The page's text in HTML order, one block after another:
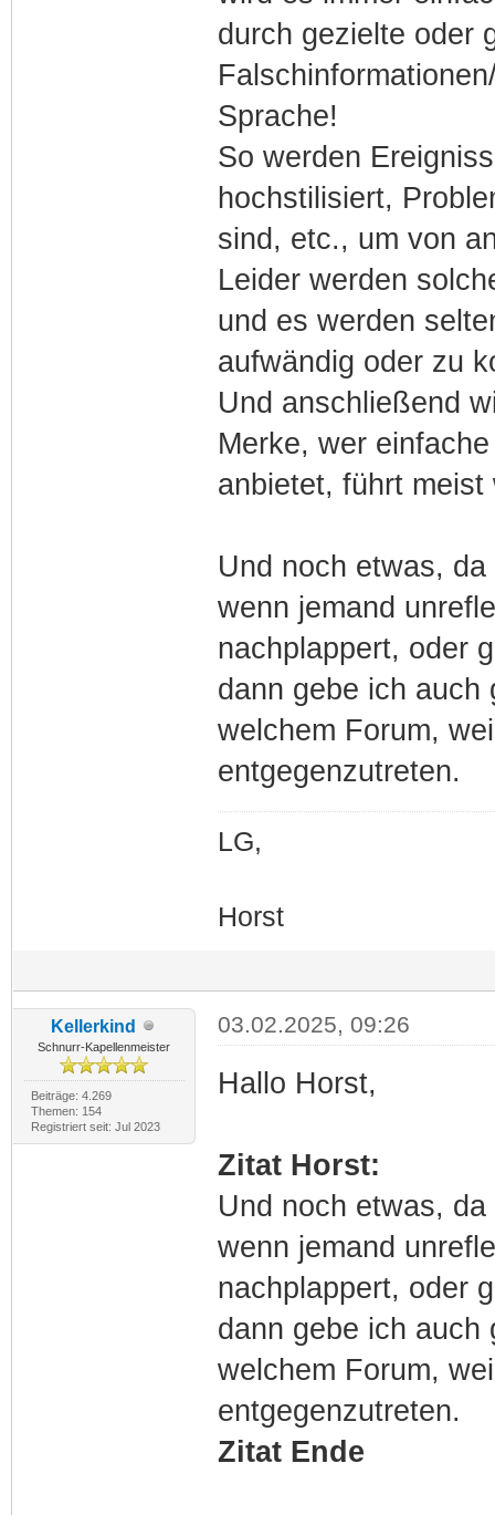
durch gezielte oder
Sprache!
So werden
hochstilisiert,
sind, etc., um von
Leider werden
und es werden
aufwändig oder zu
Und anschließend
Merke, wer
anbietet, führt
Und noch etwas,
wenn jemand
nachplappert, oder
dann gebe ich auch
welchem Forum,
entgegenzutreten.
LG,
Horst
Kellerkind
Schnurr-Kapellenmeister
Beiträge: 4.269
Themen: 154
Registriert seit: Jul 2023
03.02.2025, 09:26
Hallo Horst,
Zitat Horst:
Und noch etwas,
wenn jemand
nachplappert, oder
dann gebe ich auch
welchem Forum,
entgegenzutreten.
Zitat Ende